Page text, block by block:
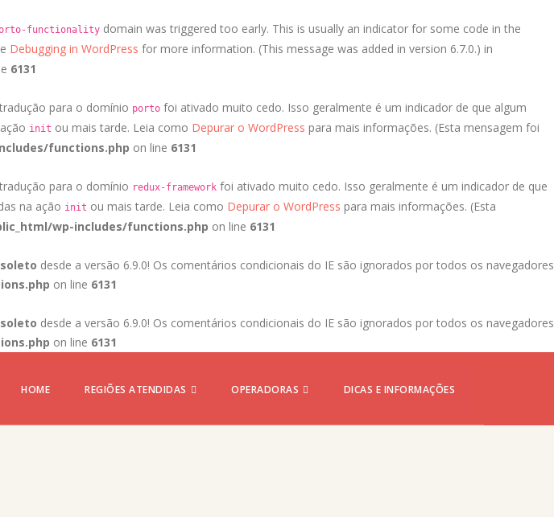
functionality domain was triggered too early. This is usually an indicator for some code in the
Debugging in WordPress for more information. (This message was added in version 6.7.0.) in
6131
para o domínio porto foi ativado muito cedo. Isso geralmente é um indicador de que algum
init ou mais tarde. Leia como Depurar o WordPress para mais informações. (Esta mensagem foi
functions.php on line 6131
para o domínio redux-framework foi ativado muito cedo. Isso geralmente é um indicador de que
na ação init ou mais tarde. Leia como Depurar o WordPress para mais informações. (Esta
wp-includes/functions.php on line 6131
desde a versão 6.9.0! Os comentários condicionais do IE são ignorados por todos os navegadores
on line 6131
desde a versão 6.9.0! Os comentários condicionais do IE são ignorados por todos os navegadores
on line 6131
HOME REGIÕES ATENDIDAS OPERADORAS DICAS E INFORMAÇÕES